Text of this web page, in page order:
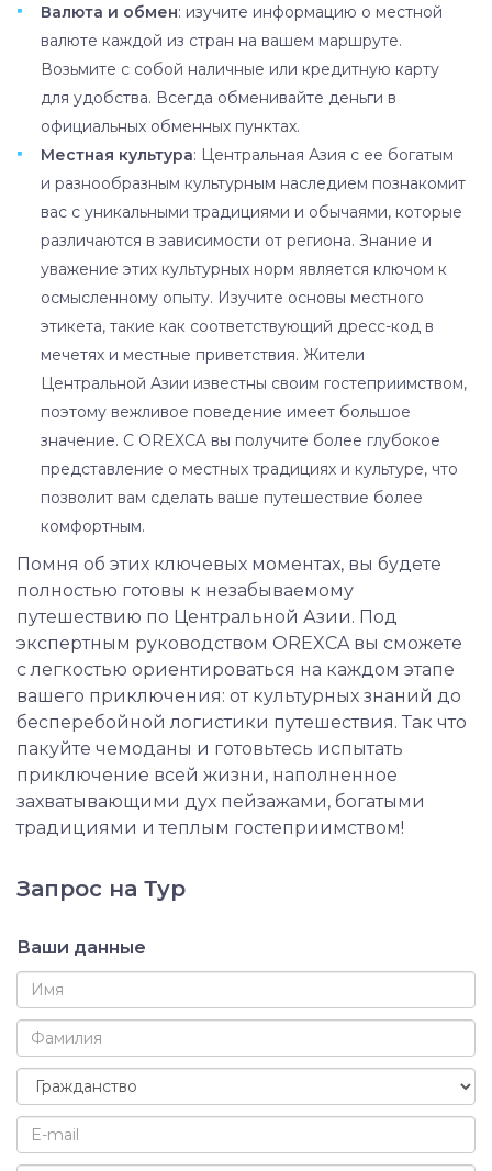
Валюта и обмен: изучите информацию о местной
валюте каждой из стран на вашем маршруте.
Возьмите с собой наличные или кредитную карту
для удобства. Всегда обменивайте деньги в
официальных обменных пунктах.
Местная культура: Центральная Азия с ее богатым
и разнообразным культурным наследием познакомит
вас с уникальными традициями и обычаями, которые
различаются в зависимости от региона. Знание и
уважение этих культурных норм является ключом к
осмысленному опыту. Изучите основы местного
этикета, такие как соответствующий дресс-код в
мечетях и местные приветствия. Жители
Центральной Азии известны своим гостеприимством,
поэтому вежливое поведение имеет большое
значение. С OREXCA вы получите более глубокое
представление о местных традициях и культуре, что
позволит вам сделать ваше путешествие более
комфортным.
Помня об этих ключевых моментах, вы будете
полностью готовы к незабываемому
путешествию по Центральной Азии. Под
экспертным руководством OREXCA вы сможете
с легкостью ориентироваться на каждом этапе
вашего приключения: от культурных знаний до
бесперебойной логистики путешествия. Так что
пакуйте чемоданы и готовьтесь испытать
приключение всей жизни, наполненное
захватывающими дух пейзажами, богатыми
традициями и теплым гостеприимством!
Запрос на Тур
Ваши данные